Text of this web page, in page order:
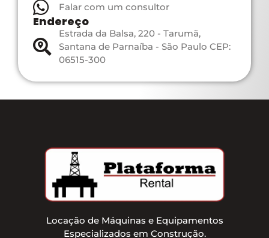
Falar com um consultor
Endereço
Estrada da Balsa, 220 - Tarumã,
Santana de Parnaíba - São Paulo CEP:
06515-300
Locação de Máquinas e Equipamentos
Especializados em Construção.